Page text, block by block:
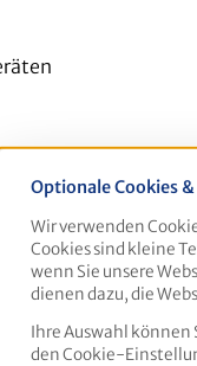
Optionale Cookies
Wir verwenden
Cookies sind kleine
wenn Sie unsere
dienen dazu, die
Ihre Auswahl
den Cookie-